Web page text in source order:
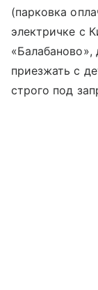
(парковка
электричке с
приезжать с
строго под